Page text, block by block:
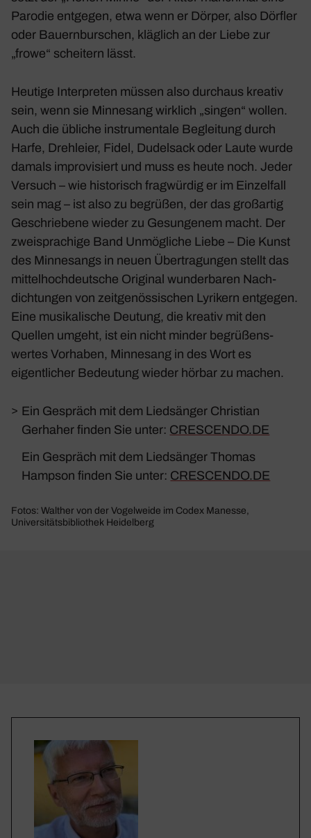
Parodie entgegen, etwa wenn er Dörper, also Dörfler
oder Bauern­bur­schen, kläg­lich an der Liebe zur
„frowe“ schei­tern lässt.
Heutige Inter­preten müssen also durchaus kreativ
sein, wenn sie Minne­sang wirk­lich „singen“ wollen.
Auch die übliche instru­men­tale Beglei­tung durch
Harfe, Dreh­leier, Fidel, Dudel­sack oder Laute wurde
damals impro­vi­siert und muss es heute noch. Jeder
Versuch – wie histo­risch frag­würdig er im Einzel­fall
sein mag – ist also zu begrüßen, der das groß­artig
Geschrie­bene wieder zu Gesun­genem macht. Der
zwei­spra­chige Band Unmög­liche Liebe – Die Kunst
des Minne­sangs in neuen Über­tra­gungen stellt das
mittel­hoch­deut­sche Original wunder­baren Nach­
dich­tungen von zeit­ge­nös­si­schen Lyri­kern entgegen.
Eine musi­ka­li­sche Deutung, die kreativ mit den
Quellen umgeht, ist ein nicht minder begrü­ßens­
wertes Vorhaben, Minne­sang in des Wort es
eigent­li­cher Bedeu­tung wieder hörbar zu machen.
> Ein Gespräch mit dem Liedsänger Christian
Gerhaher finden Sie unter: CRESCENDO.DE
Ein Gespräch mit dem Liedsänger Thomas
Hampson finden Sie unter: CRESCENDO.DE
Fotos: Walther von der Vogelweide im Codex Manesse,
Universitätsbibliothek Heidelberg